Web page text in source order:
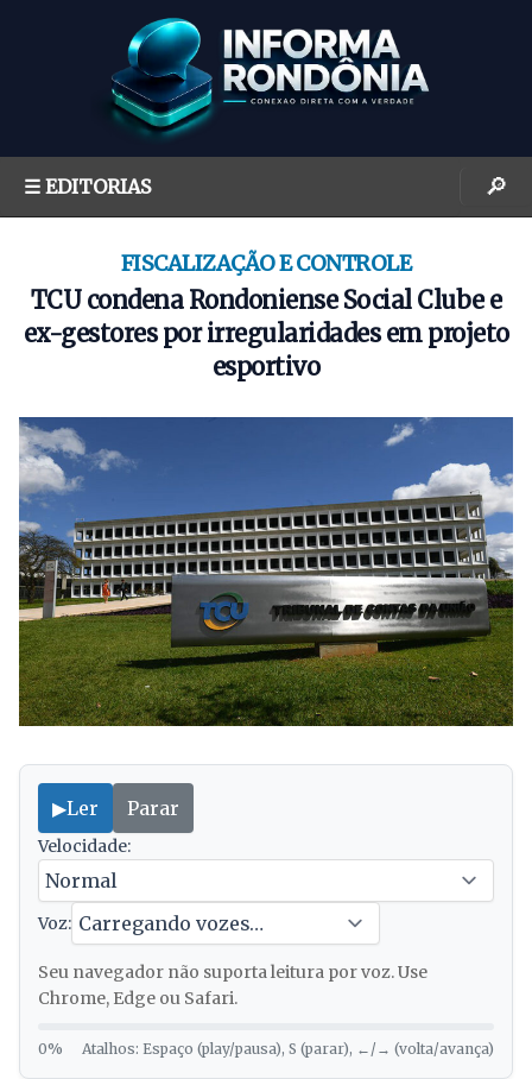
☰ EDITORIAS 🔎
FISCALIZAÇÃO E CONTROLE
TCU condena Rondoniense Social Clube e
ex-gestores por irregularidades em projeto
esportivo
▶Ler Parar
Velocidade:
Voz:
Seu navegador não suporta leitura por voz. Use
Chrome, Edge ou Safari.
0% Atalhos: Espaço (play/pausa), S (parar), ←/→ (volta/avança)